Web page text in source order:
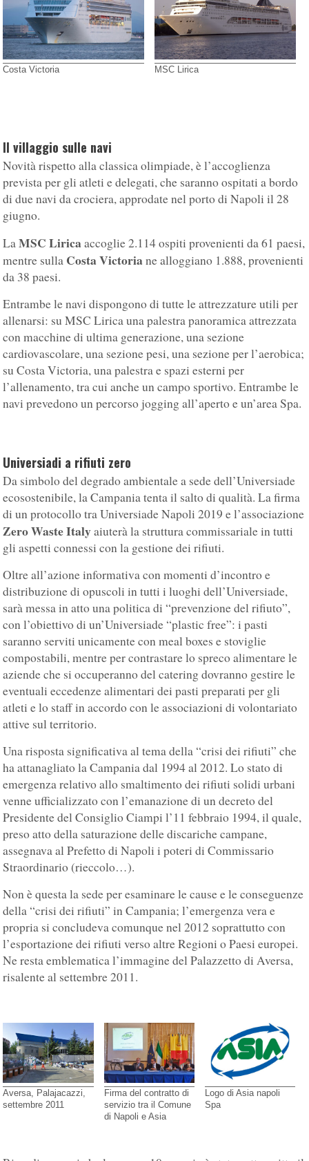
Costa Victoria MSC Lirica
Il villaggio sulle navi
Novità rispetto alla classica olimpiade, è l’accoglienza
prevista per gli atleti e delegati, che saranno ospitati a bordo
di due navi da crociera, approdate nel porto di Napoli il 28
giugno.
LaMSC Lirica accoglie 2.114 ospiti provenienti da 61 paesi,
mentre sulla Costa Victoria ne alloggiano 1.888, provenienti
da 38 paesi.
Entrambe le navi dispongono di tutte le attrezzature utili per
allenarsi: su MSC Lirica una palestra panoramica attrezzata
con macchine di ultima generazione, una sezione
cardiovascolare, una sezione pesi, una sezione per l’aerobica;
su Costa Victoria, una palestra e spazi esterni per
l’allenamento, tra cui anche un campo sportivo. Entrambe le
navi prevedono un percorso jogging all’aperto e un’area Spa.
Universiadi a rifiuti zero
Da simbolo del degrado ambientale a sede dell’Universiade
ecosostenibile, la Campania tenta il salto di qualità. La firma
di un protocollo tra Universiade Napoli 2019 e l’associazione
Zero Waste Italyaiuterà la struttura commissariale in tutti
gli aspetti connessi con la gestione dei rifiuti.
Oltre all’azione informativa con momenti d’incontro e
distribuzione di opuscoli in tutti i luoghi dell’Universiade,
sarà messa in atto una politica di “prevenzione del rifiuto”,
con l’obiettivo di un’Universiade “plastic free”: i pasti
saranno serviti unicamente con meal boxes e stoviglie
compostabili, mentre per contrastare lo spreco alimentare le
aziende che si occuperanno del catering dovranno gestire le
eventuali eccedenze alimentari dei pasti preparati per gli
atleti e lo staff in accordo con le associazioni di volontariato
attive sul territorio.
Una risposta significativa al tema della “crisi dei rifiuti” che
ha attanagliato la Campania dal 1994 al 2012. Lo stato di
emergenza relativo allo smaltimento dei rifiuti solidi urbani
venne ufficializzato con l’emanazione di un decreto del
Presidente del Consiglio Ciampi l’11 febbraio 1994, il quale,
preso atto della saturazione delle discariche campane,
assegnava al Prefetto di Napoli i poteri di Commissario
Straordinario (rieccolo…).
Non è questa la sede per esaminare le cause e le conseguenze
della “crisi dei rifiuti” in Campania; l’emergenza vera e
propria si concludeva comunque nel 2012 soprattutto con
l’esportazione dei rifiuti verso altre Regioni o Paesi europei.
Ne resta emblematica l’immagine del Palazzetto di Aversa,
risalente al settembre 2011.
Aversa, Palajacazzi,
settembre 2011
Firma del contratto di
servizio tra il Comune
di Napoli e Asia
Logo di Asia napoli
Spa